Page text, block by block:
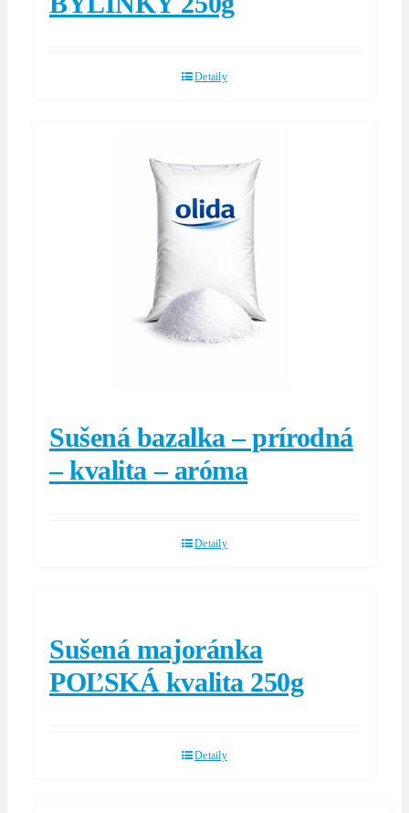
Detaily
Sušená bazalka – prírodná
– kvalita – aróma
Detaily
Sušená majoránka
POĽSKÁ kvalita 250g
Detaily